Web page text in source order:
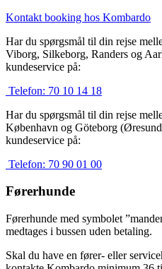
Kontakt booking hos Kombardo
Har du spørgsmål til din rejse
Viborg, Silkeborg, Randers og
kundeservice på:
Telefon: 70 10 14 18
Har du spørgsmål til din rejse
København og Göteborg
kundeservice på:
Telefon: 70 90 01 00
Førerhunde
Førerhunde med symbolet
medtages i bussen uden betaling.
Skal du have en fører- eller